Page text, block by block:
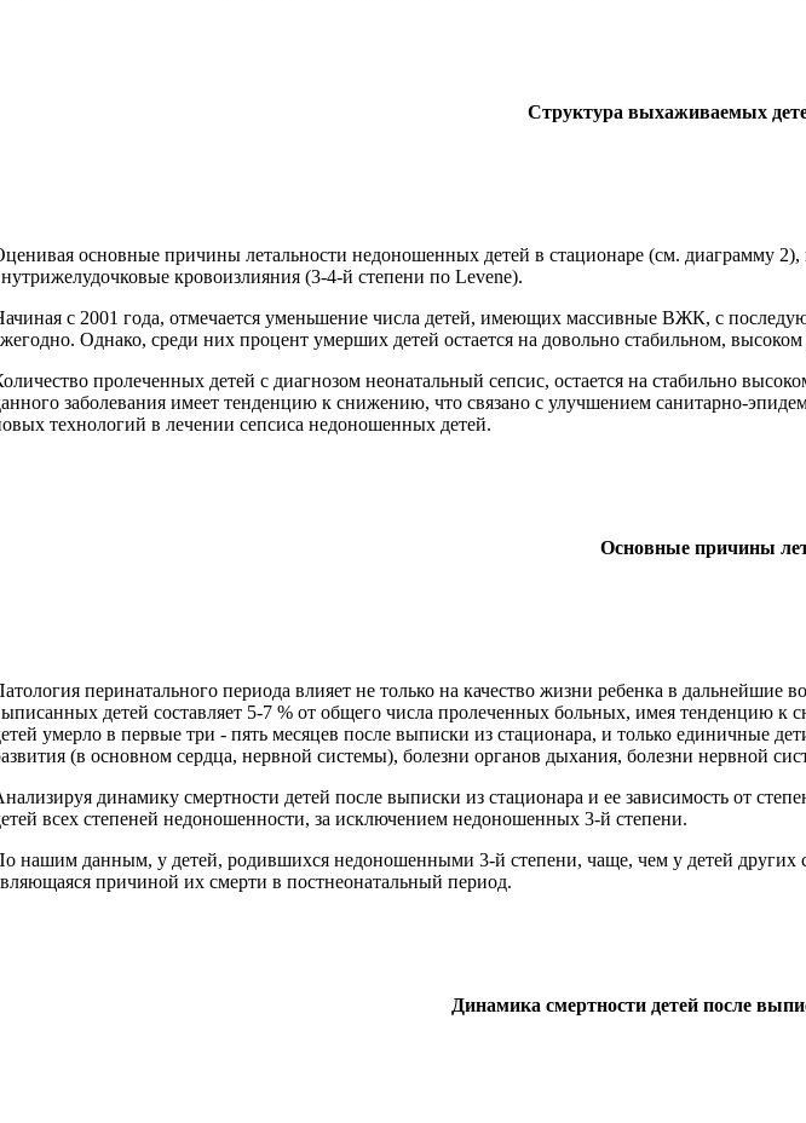
Структура выхаживаемых
основные причины летальности недоношенных детей в стационаре (см. диаграмму
кровоизлияния (3-4-й степени по Levene).
с 2001 года, отмечается уменьшение числа детей, имеющих массивные ВЖК, с
Однако, среди них процент умерших детей остается на довольно стабильном,
пролеченных детей с диагнозом неонатальный сепсис, остается на стабильно
заболевания имеет тенденцию к снижению, что связано с улучшением санитарно-
технологий в лечении сепсиса недоношенных детей.
Основные причины
перинатального периода влияет не только на качество жизни ребенка в
детей составляет 5-7 % от общего числа пролеченных больных, имея тенденцию к
умерло в первые три - пять месяцев после выписки из стационара, и только единичные
(в основном сердца, нервной системы), болезни органов дыхания, болезни нервной
динамику смертности детей после выписки из стационара и ее зависимость от
всех степеней недоношенности, за исключением недоношенных 3-й степени.
нашим данным, у детей, родившихся недоношенными 3-й степени, чаще, чем у детей других
причиной их смерти в постнеонатальный период.
Динамика смертности детей после